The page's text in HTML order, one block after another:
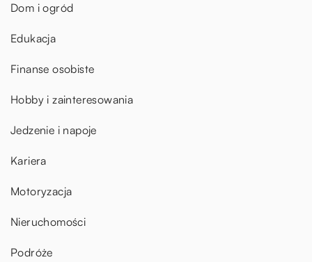
Dom i ogród
Edukacja
Finanse osobiste
Hobby i zainteresowania
Jedzenie i napoje
Kariera
Motoryzacja
Nieruchomości
Podróże